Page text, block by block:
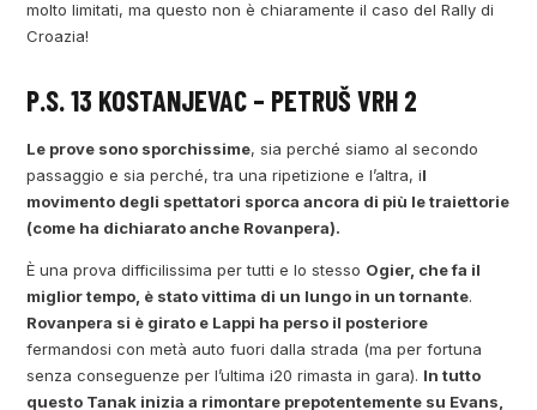
molto limitati, ma questo non è chiaramente il caso del Rally di
Croazia!
P.S. 13 KOSTANJEVAC – PETRUŠ VRH 2
Le prove sono sporchissime, sia perché siamo al secondo
passaggio e sia perché, tra una ripetizione e l’altra, il
movimento degli spettatori sporca ancora di più le traiettorie
(come ha dichiarato anche Rovanpera).
È una prova difficilissima per tutti e lo stesso Ogier, che fa il
miglior tempo, è stato vittima di un lungo in un tornante.
Rovanpera si è girato e Lappi ha perso il posteriore
fermandosi con metà auto fuori dalla strada (ma per fortuna
senza conseguenze per l’ultima i20 rimasta in gara). In tutto
questo Tanak inizia a rimontare prepotentemente su Evans,